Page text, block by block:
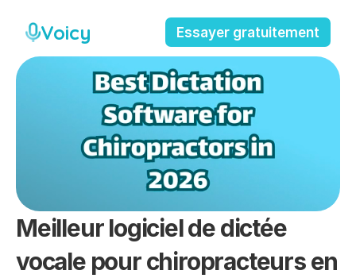
Voicy Essayer gratuitement
Meilleur logiciel de dictée
vocale pour chiropracteurs en